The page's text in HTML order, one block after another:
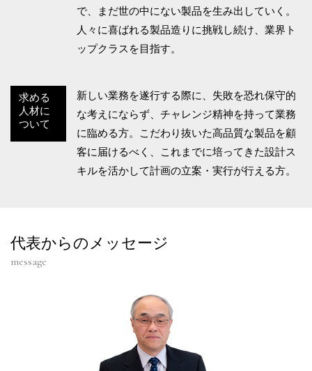
で、まだ世の中にない製品を生み出していく。
人々に喜ばれる製品造りに挑戦し続け、業界ト
ップクラスを目指す。
求める
人材に
ついて
新しい業務を遂行する際に、失敗を恐れ保守的
な考えにならず、チャレンジ精神を持って業務
に臨める方。こだわり抜いた高品質な製品を顧
客に届けるべく、これまでに培ってきた設計ス
キルを活かして計画の立案・実行が行える方。
代表からのメッセージ
message